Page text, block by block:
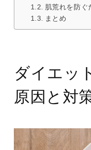
肌荒れを防ぐ
まとめ
ダイエッ
原因と対